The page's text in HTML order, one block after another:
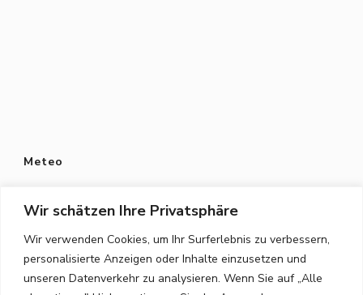
Wir schätzen Ihre Privatsphäre
Wir verwenden Cookies, um Ihr Surferlebnis zu verbessern,
personalisierte Anzeigen oder Inhalte einzusetzen und
unseren Datenverkehr zu analysieren. Wenn Sie auf „Alle
Meteo
Datenschutz